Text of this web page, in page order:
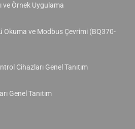
ve Örnek Uygulama
Okuma ve Modbus Çevrimi (BQ370-
Cihazları Genel Tanıtım
Genel Tanıtım